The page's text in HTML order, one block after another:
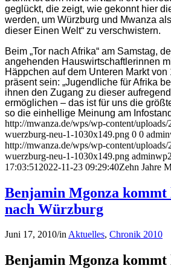
geglückt, die zeigt, wie gekonnt hier
werden, um Würzburg und Mwanza
dieser Einen Welt“ zu verschwistern.
Beim „Tor nach Afrika“ am Samstag,
angehenden Hauswirtschaftlerinnen
Häppchen auf dem Unteren Markt von
präsent sein: „Jugendliche für Afrika
ihnen den Zugang zu dieser
ermöglichen – das ist für uns die
so die einhellige Meinung am
http://mwanza.de/wps/wp-content/
wuerzburg-neu-1-1030x149.png 0 0
http://mwanza.de/wps/wp-content/
wuerzburg-neu-1-1030x149.png adminwp
17:03:51 2022-11-23 09:29:40Zehn Jahre
Benjamin Mgonza
nach Würzburg
Juni 17, 2010/inAktuelles, Chronik 2010
Benjamin Mgonza